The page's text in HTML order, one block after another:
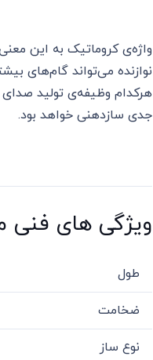
واژه‌ی کروماتیک به این
هرکدام وظیفه‌ی تولید صدای
جدی سازدهنی خواهد بود.
ویژگی های
طول
ضخامت
نوع ساز